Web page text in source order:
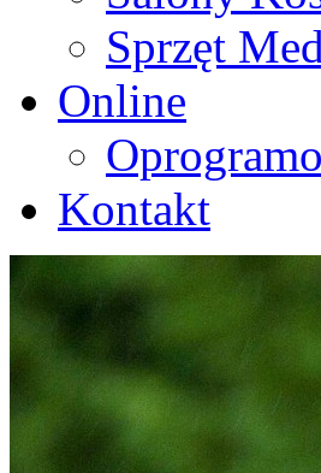
Sprzęt
Online
Kontakt